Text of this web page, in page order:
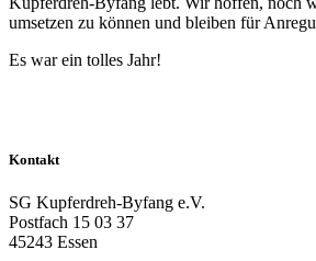
umsetzen zu können und bleiben für
Es war ein tolles Jahr!
Kontakt
SG Kupferdreh-Byfang e.V.
Postfach 15 03 37
45243 Essen